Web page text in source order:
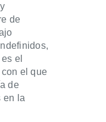
de
el
el que
de
en la